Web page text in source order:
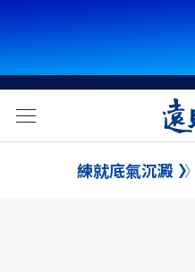
練就底氣沉澱